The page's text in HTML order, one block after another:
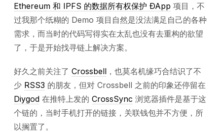
Ethereum 和 IPFS 的数据所有权保护 ÐApp 项目，不
过我那个纸糊的 Demo 项目自然是没法满足自己的各种
需求，而当时的代码写得实在太乱也没有去重构的欲望
了，于是开始找寻链上解决方案。
好久之前关注了 Crossbell ，也莫名机缘巧合结识了不
少 RSS3 的朋友，但对 Crossbell 之前的印象还停留在
Diygod 在推特上发的 CrossSync 浏览器插件是基于这
个链的，当时手机打开的链接，关联钱包并不方便，所
以搁置了。